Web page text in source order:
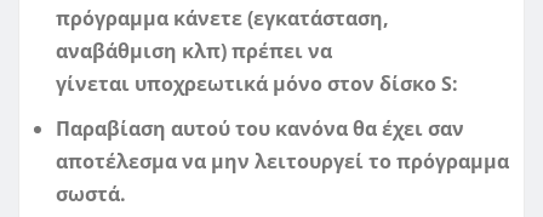
πρόγραμμα κάνετε (εγκατάσταση,
αναβάθμιση κλπ) πρέπει να
γίνεται υποχρεωτικά μόνο στον δίσκο S:
Παραβίαση αυτού του κανόνα θα έχει σαν
αποτέλεσμα να μην λειτουργεί το πρόγραμμα
σωστά.